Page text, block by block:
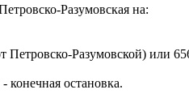
Разумовская на:
Петровско-Разумовской) или
остановка.